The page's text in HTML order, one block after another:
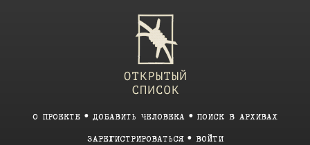
О ПРОЕКТЕ ДОБАВИТЬ ЧЕЛОВЕКА ПОИСК В АРХИВАХ
ЗАРЕГИСТРИРОВАТЬСЯ ВОЙТИ